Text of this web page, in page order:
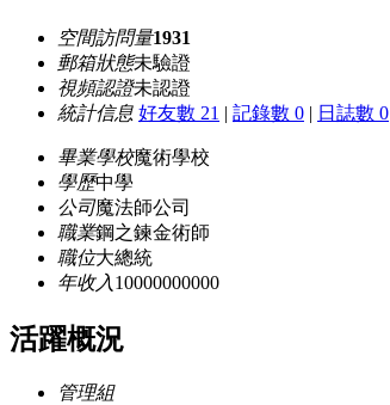
空間訪問量1931
郵箱狀態未驗證
視頻認證未認證
統計信息 好友數 21 | 記錄數 0 | 日誌數 0
畢業學校魔術學校
學歷中學
公司魔法師公司
職業鋼之鍊金術師
職位大總統
年收入 10000000000
活躍概況
管理組